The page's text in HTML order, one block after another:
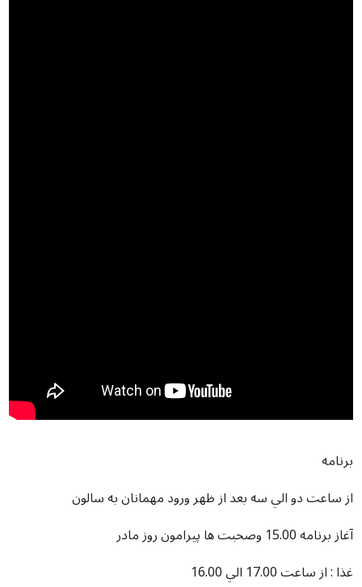
برنامه
از ساعت دو الي سه بعد از ظهر ورود مهمانان به سالون
آغاز برنامه 15.00 وصحبت ها پيرامون روز مادر
غذا : از ساعت 17.00 الي 16.00